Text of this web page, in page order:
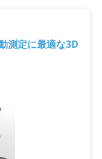
測定に最適な3D